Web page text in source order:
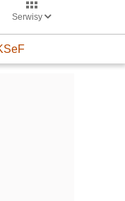
Serwisy